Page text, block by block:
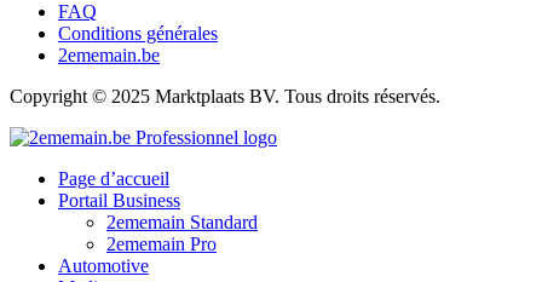
FAQ
Conditions générales
2ememain.be
Copyright © 2025 Marktplaats BV. Tous droits réservés.
Page d’accueil
Portail Business
2ememain Standard
2ememain Pro
Automotive